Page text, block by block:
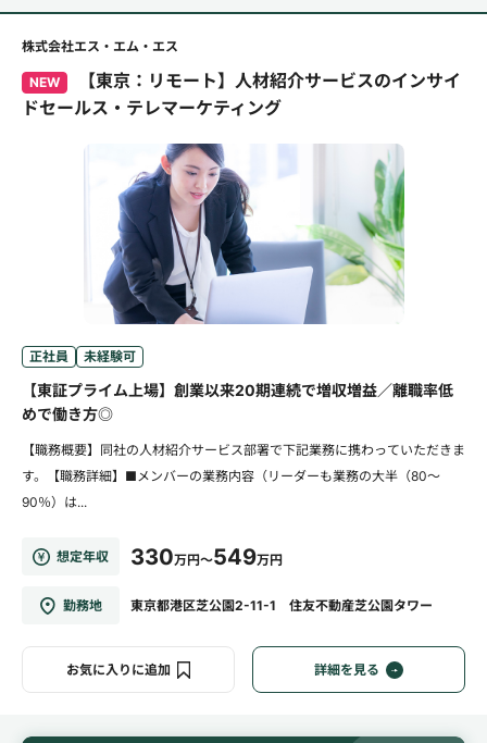
株式会社エス・エム・エス
NEW
【東京：リモート】人材紹介サービスのインサイ
ドセールス・テレマーケティング
正社員 未経験可
【東証プライム上場】創業以来20期連続で増収増益／離職率低
めで働き方◎
【職務概要】同社の人材紹介サービス部署で下記業務に携わっていただきま
す。【職務詳細】■メンバーの業務内容（リーダーも業務の大半（80～
90％）は...
想定年収 330万円～549万円
勤務地 東京都港区芝公園2-11-1 住友不動産芝公園タワー
お気に入りに追加 詳細を見る